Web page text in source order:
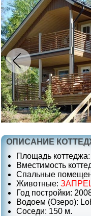
ОПИСАНИЕ
Площадь
Вместимость
Спальные
Животные:
Год постройки:
Водоем (Озеро):
Соседи: 150 м.